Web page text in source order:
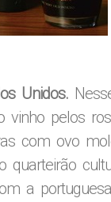
Unidos.
pelos
com ovo
a portuguesa